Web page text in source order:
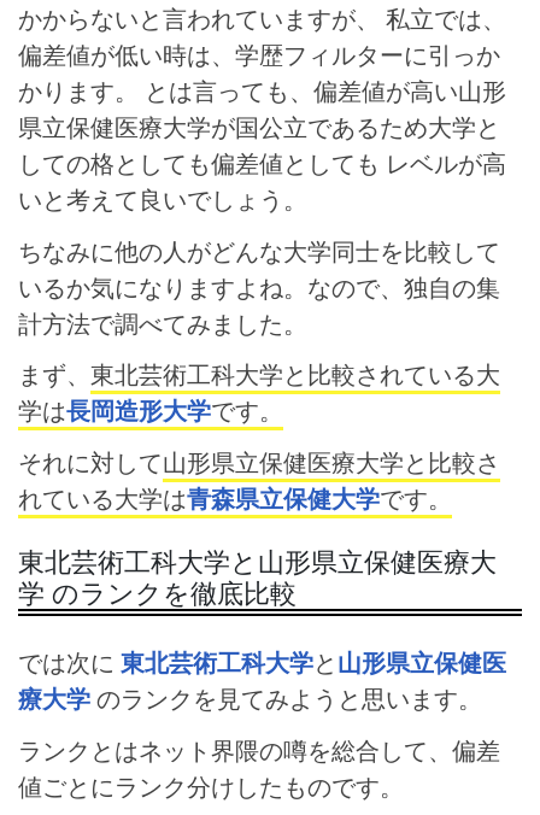
かからないと言われていますが、 私立では、
偏差値が低い時は、学歴フィルターに引っか
かります。
とは言っても、偏差値が高い山形
県立保健医療大学が国公立であるため大学と
しての格としても偏差値としても レベルが高
いと考えて良いでしょう。
ちなみに他の人がどんな大学同士を比較して
いるか気になりますよね。なので、独自の集
計方法で調べてみました。
まず、 東北芸術工科大学と比較されている大
学は長岡造形大学です。
それに対して山形県立保健医療大学と比較さ
れている大学は青森県立保健大学です。
東北芸術工科大学と山形県立保健医療大
学 のランクを徹底比較
では次に 東北芸術工科大学と山形県立保健医
療大学のランクを見てみようと思います。
ランクとはネット界隈の噂を総合して、偏差
値ごとにランク分けしたものです。